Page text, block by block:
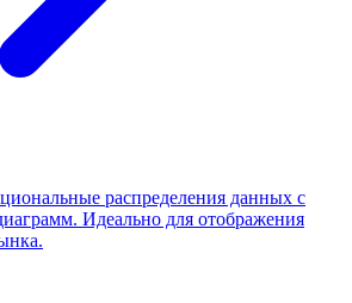
распределения данных с
Идеально для отображения